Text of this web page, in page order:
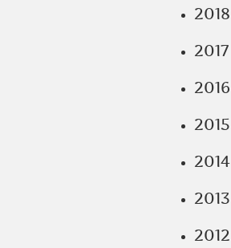
2018
2017
2016
2015
2014
2013
2012